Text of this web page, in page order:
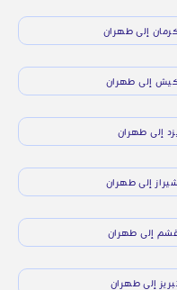
كرمان إلى طهران
كيش إلى طهران
إلى طهران
شيراز إلى طهران
إلى طهران
إلى طهران